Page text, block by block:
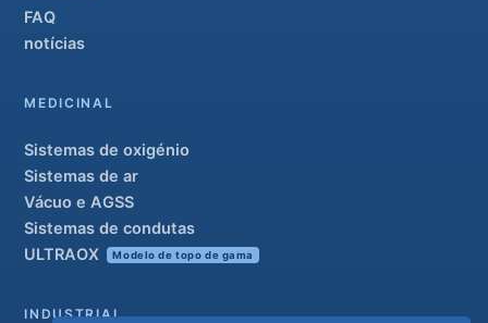
FAQ
notícias
MEDICINAL
Sistemas de oxigénio
Sistemas de ar
Vácuo e AGSS
Sistemas de condutas
ULTRAOX
Modelo de topo de gama
INDUSTRIAL